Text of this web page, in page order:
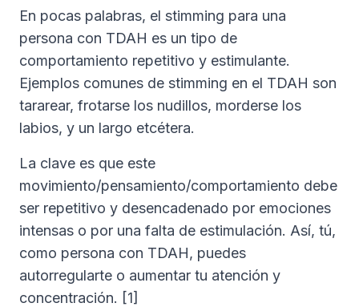
En pocas palabras, el stimming para una
persona con TDAH es un tipo de
comportamiento repetitivo y estimulante.
Ejemplos comunes de stimming en el TDAH son
tararear, frotarse los nudillos, morderse los
labios, y un largo etcétera.
La clave es que este
movimiento/pensamiento/comportamiento debe
ser repetitivo y desencadenado por emociones
intensas o por una falta de estimulación. Así, tú,
como persona con TDAH, puedes
autorregularte o aumentar tu atención y
concentración. [1]